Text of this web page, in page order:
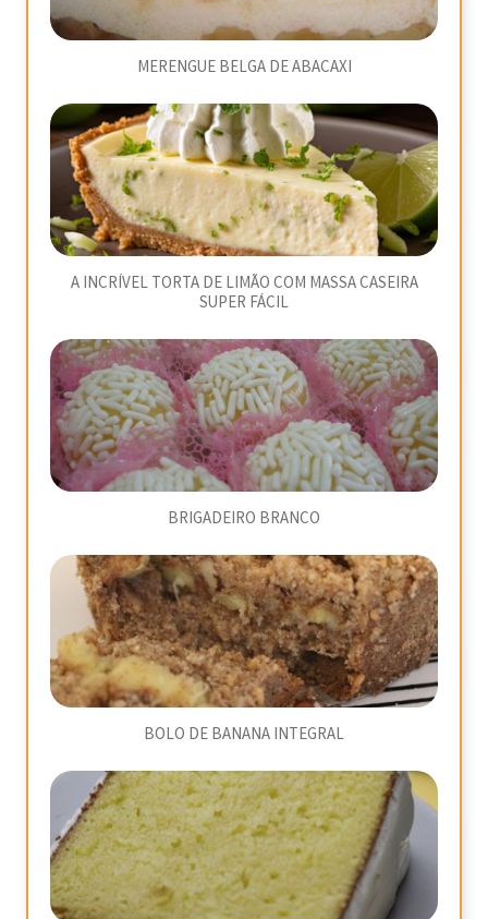
MERENGUE BELGA DE ABACAXI
A INCRÍVEL TORTA DE LIMÃO COM MASSA CASEIRA
SUPER FÁCIL
BRIGADEIRO BRANCO
BOLO DE BANANA INTEGRAL